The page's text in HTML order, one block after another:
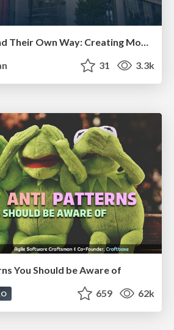
Helping Users Find Their Own Way: Creating Modern Search Experiences
31 3.3k
You Should be Aware of
659 62k